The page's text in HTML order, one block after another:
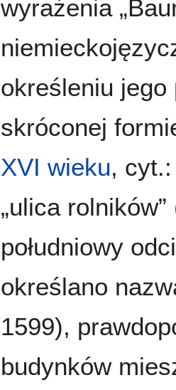
wyrażenia
określeniu jego
skróconej
XVI wieku,
„ulica
południowy
określano
1599),
budynków